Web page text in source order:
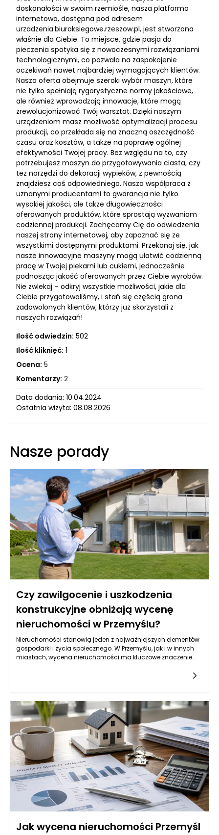
doskonałości w swoim rzemiośle, nasza platforma
internetowa, dostępna pod adresem
urzadzenia.biuroksiegowe.rzeszow.pl, jest stworzona
właśnie dla Ciebie. To miejsce, gdzie pasja do
pieczenia spotyka się z nowoczesnymi rozwiązaniami
technologicznymi, co pozwala na zaspokojenie
oczekiwań nawet najbardziej wymagających klientów.
Nasza oferta obejmuje szeroki wybór maszyn, które
nie tylko spełniają rygorystyczne normy jakościowe,
ale również wprowadzają innowacje, które mogą
zrewolucjonizować Twój warsztat. Dzięki naszym
urządzeniom masz możliwość optymalizacji procesu
produkcji, co przekłada się na znaczną oszczędność
czasu oraz kosztów, a także na poprawę ogólnej
efektywności Twojej pracy. Bez względu na to, czy
potrzebujesz maszyn do przygotowywania ciasta, czy
też narzędzi do dekoracji wypieków, z pewnością
znajdziesz coś odpowiedniego. Nasza współpraca z
uznanymi producentami to gwarancja nie tylko
wysokiej jakości, ale także długowieczności
oferowanych produktów, które sprostają wyzwaniom
codziennej produkcji. Zachęcamy Cię do odwiedzenia
naszej strony internetowej, aby zapoznać się ze
wszystkimi dostępnymi produktami. Przekonaj się, jak
nasze innowacyjne maszyny mogą ułatwić codzienną
pracę w Twojej piekarni lub cukierni, jednocześnie
podnosząc jakość oferowanych przez Ciebie wyrobów.
Nie zwlekaj – odkryj wszystkie możliwości, jakie dla
Ciebie przygotowaliśmy, i stań się częścią grona
zadowolonych klientów, którzy już skorzystali z
naszych rozwiązań!
Ilość odwiedzin: 502
Ilość kliknięć: 1
Ocena: 5
Komentarzy: 2
Data dodania: 10.04.2024
Ostatnia wizyta: 08.08.2026
Nasze porady
Czy zawilgocenie i uszkodzenia
konstrukcyjne obniżają wycenę
nieruchomości w Przemyślu?
Nieruchomości stanowią jeden z najważniejszych elementów
gospodarki i życia społecznego. W Przemyślu, jak i w innych
miastach, wycena nieruchomości ma kluczowe znaczenie
nieruchomości, takie jak zawilgocenie czy uszkodzenia
konstrukcyjne. Miasto Przemyśl, z jego unikatowymi walorami
architektonicznymi oraz lokalizacyjnymi, stawia przed
inwestorami i właścicielami nieruchomości konkretne
wyzwania. W artykule omówione zostaną aspekty wpływające
na wycenę mieszkań, domów, działek, a także znaczenie
profesjonalnej analizy w tym kontekście.
Jak wycena nieruchomości Przemyśl